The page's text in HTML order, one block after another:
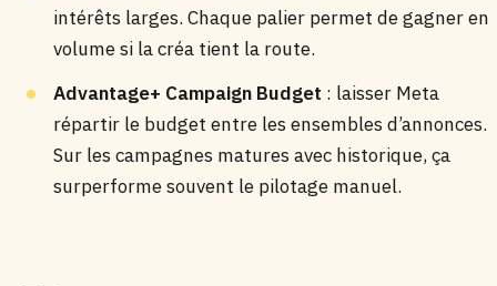
intérêts larges. Chaque palier permet de gagner en
volume si la créa tient la route.
Advantage+ Campaign Budget : laisser Meta
répartir le budget entre les ensembles d’annonces.
Sur les campagnes matures avec historique, ça
surperforme souvent le pilotage manuel.